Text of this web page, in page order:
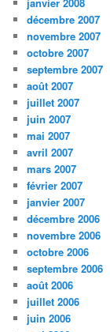
décembre 2007
novembre 2007
octobre 2007
septembre 2007
août 2007
juillet 2007
juin 2007
mai 2007
avril 2007
mars 2007
février 2007
janvier 2007
décembre 2006
novembre 2006
octobre 2006
septembre 2006
août 2006
juillet 2006
juin 2006